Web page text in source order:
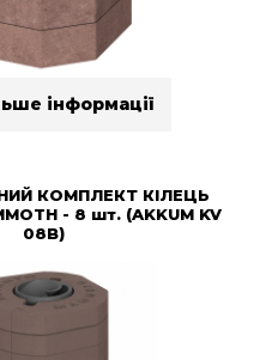
інформації
КОМПЛЕКТ КІЛЕЦЬ
- 8 шт. (AKKUM KV
08B)